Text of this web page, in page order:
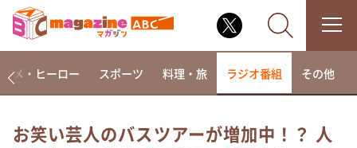
メ・ヒーロー スポーツ 料理・旅 ラジオ番組 その他
お笑い芸人のバスツアーが増加中！？ 人